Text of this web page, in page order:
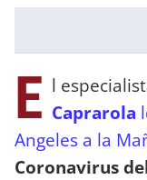
E l
Caprarola
Angeles a la
Coronavirus